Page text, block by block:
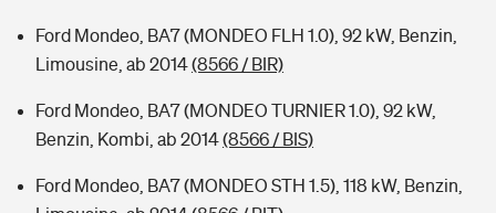
Ford Mondeo, BA7 (MONDEO FLH 1.0), 92 kW, Benzin,
Limousine, ab 2014(8566 / BIR)
Ford Mondeo, BA7 (MONDEO TURNIER 1.0), 92 kW,
Benzin, Kombi, ab 2014(8566 / BIS)
Ford Mondeo, BA7 (MONDEO STH 1.5), 118 kW, Benzin,